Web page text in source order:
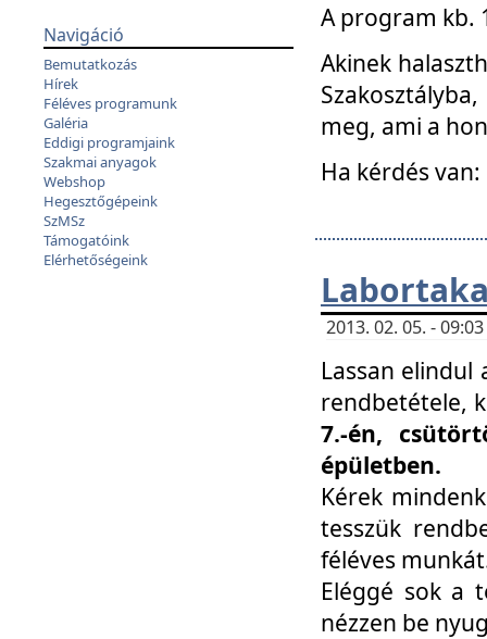
Navigáció
Bemutatkozás
Hírek
Féléves programunk
Galéria
Eddigi programjaink
Szakmai anyagok
Webshop
Hegesztőgépeink
SzMSz
Támogatóink
Elérhetőségeink
A program kb.
Akinek
meg, ami a
Ha kérdés
2013. 02. 05. -
Lassan elindul
rendbetétele,
7.-én,
épületben.
Kérek
tesszük
féléves
Eléggé sok a
nézzen be